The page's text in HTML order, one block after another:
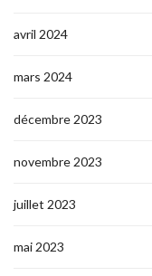
avril 2024
mars 2024
décembre 2023
novembre 2023
juillet 2023
mai 2023